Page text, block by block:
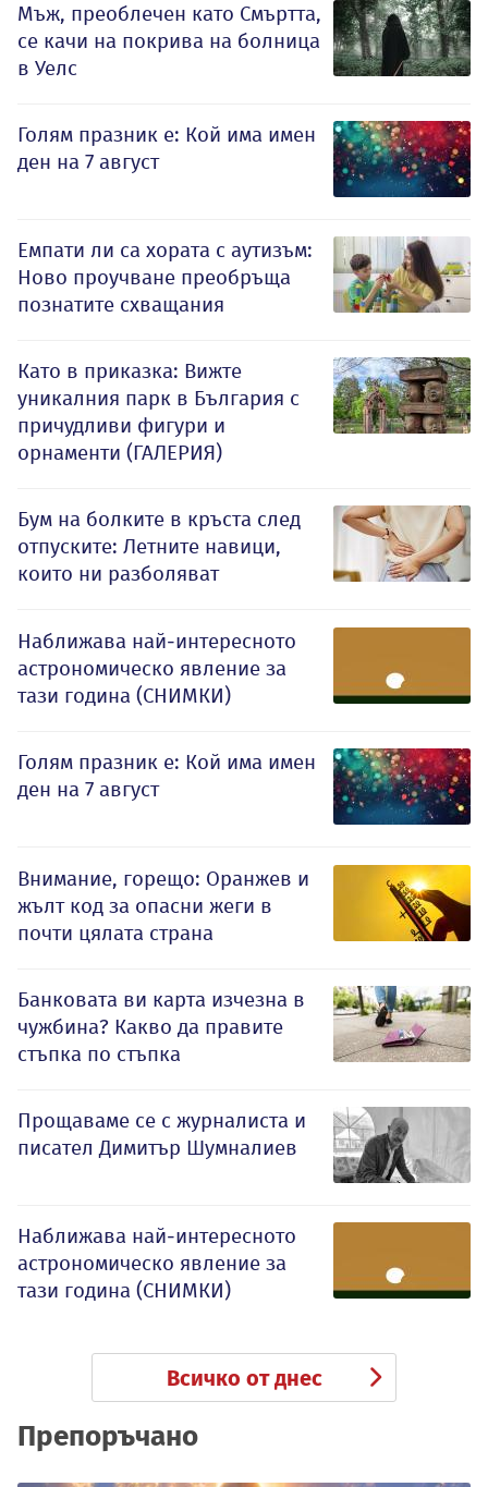
Мъж, преоблечен като Смъртта,
се качи на покрива на болница
в Уелс
Голям празник е: Кой има имен
ден на 7 август
Емпати ли са хората с аутизъм:
Ново проучване преобръща
познатите схващания
Като в приказка: Вижте
уникалния парк в България с
причудливи фигури и
орнаменти (ГАЛЕРИЯ)
Бум на болките в кръста след
отпуските: Летните навици,
които ни разболяват
Наближава най-интересното
астрономическо явление за
тази година (СНИМКИ)
Голям празник е: Кой има имен
ден на 7 август
Внимание, горещо: Оранжев и
жълт код за опасни жеги в
почти цялата страна
Банковата ви карта изчезна в
чужбина? Какво да правите
стъпка по стъпка
Прощаваме се с журналиста и
писател Димитър Шумналиев
Наближава най-интересното
астрономическо явление за
тази година (СНИМКИ)
Всичко от днес
Препоръчано